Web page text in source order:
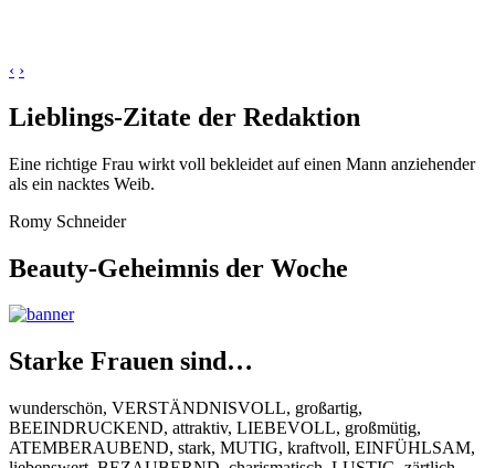
‹ ›
Lieblings-Zitate der Redaktion
Eine richtige Frau wirkt voll bekleidet auf einen Mann anziehender
als ein nacktes Weib.
Romy Schneider
Beauty-Geheimnis der Woche
Starke Frauen sind…
wunderschön, VERSTÄNDNISVOLL, großartig,
BEEINDRUCKEND, attraktiv, LIEBEVOLL, großmütig,
ATEMBERAUBEND, stark, MUTIG, kraftvoll, EINFÜHLSAM,